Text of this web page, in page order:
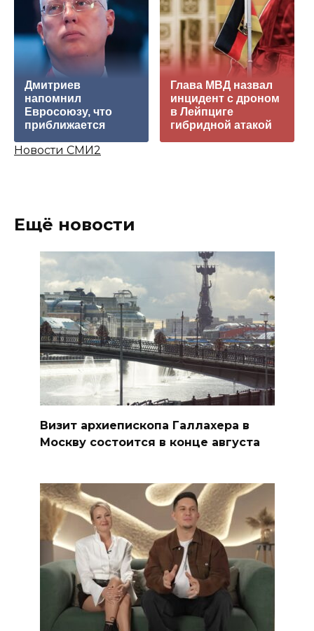
Дмитриев
напомнил
Евросоюзу, что
приближается
Глава МВД назвал
инцидент с дроном
в Лейпциге
гибридной атакой
Новости СМИ2
Ещё новости
Визит архиепископа Галлахера в
Москву состоится в конце августа